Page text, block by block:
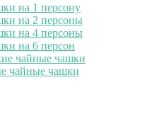
на 1 персону
на 2 персоны
на 4 персоны
на 6 персон
чайные чашки
чайные чашки